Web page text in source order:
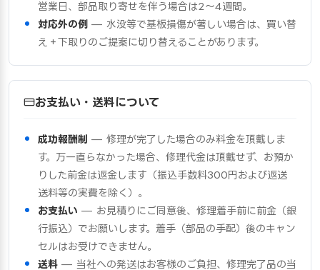
営業日、部品取り寄せを伴う場合は2〜4週間。
対応外の例 — 水没等で基板損傷が著しい場合は、買い替
え＋下取りのご提案に切り替えることがあります。
お支払い・送料について
成功報酬制 — 修理が完了した場合のみ料金を頂戴しま
す。万一直らなかった場合、修理代金は頂戴せず、お預か
りした前金は返金します（振込手数料300円および返送
送料等の実費を除く）。
お支払い — お見積りにご同意後、修理着手前に前金（銀
行振込）でお願いします。着手（部品の手配）後のキャン
セルはお受けできません。
送料 — 当社への発送はお客様のご負担、修理完了品の当